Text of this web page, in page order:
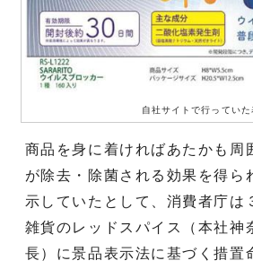
自社サイトで行っていた
商品を身に着ければあたかも周
が除去・除菌される効果を得ら
示していたとして、消費者庁は
雑貨のレッドスパイス（本社神
長）に景品表示法に基づく措置